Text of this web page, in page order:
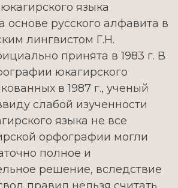
языка
основе русского алфавита в
лингвистом Г.Н.
принята в 1983 г. В
юкагирского
в 1987 г., ученый
слабой изученности
языка не все
орфографии могли
полное и
решение, вследствие